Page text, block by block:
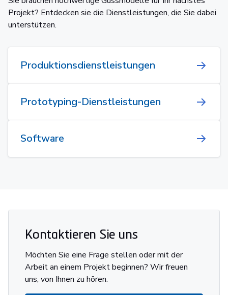
Projekt? Entdecken sie die Dienstleistungen, die Sie dabei
unterstützen.
Produktionsdienstleistungen
Prototyping-Dienstleistungen
Software
Kontaktieren Sie uns
Möchten Sie eine Frage stellen oder mit der
Arbeit an einem Projekt beginnen? Wir freuen
uns, von Ihnen zu hören.